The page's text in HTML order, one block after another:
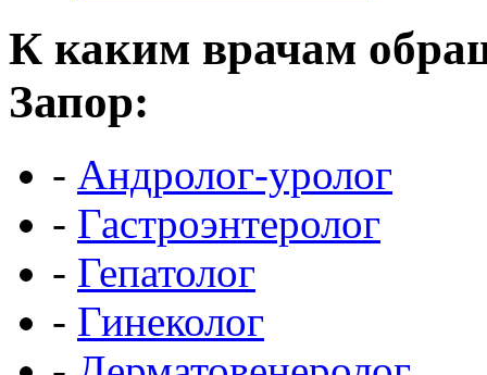
К каким врачам
Запор:
- Андролог-уролог
- Гастроэнтеролог
- Гепатолог
- Гинеколог